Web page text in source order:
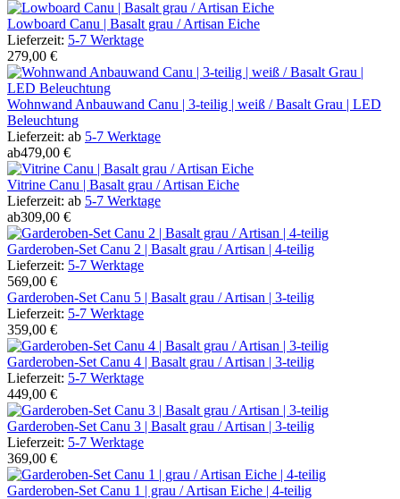
Lowboard Canu | Basalt grau / Artisan Eiche
Lieferzeit: 5-7 Werktage
279,00 €
Wohnwand Anbauwand Canu | 3-teilig | weiß / Basalt Grau | LED
Beleuchtung
Lieferzeit: ab 5-7 Werktage
ab479,00 €
Vitrine Canu | Basalt grau / Artisan Eiche
Lieferzeit: ab 5-7 Werktage
ab309,00 €
Garderoben-Set Canu 2 | Basalt grau / Artisan | 4-teilig
Lieferzeit: 5-7 Werktage
569,00 €
Garderoben-Set Canu 5 | Basalt grau / Artisan | 3-teilig
Lieferzeit: 5-7 Werktage
359,00 €
Garderoben-Set Canu 4 | Basalt grau / Artisan | 3-teilig
Lieferzeit: 5-7 Werktage
449,00 €
Garderoben-Set Canu 3 | Basalt grau / Artisan | 3-teilig
Lieferzeit: 5-7 Werktage
369,00 €
Garderoben-Set Canu 1 | grau / Artisan Eiche | 4-teilig